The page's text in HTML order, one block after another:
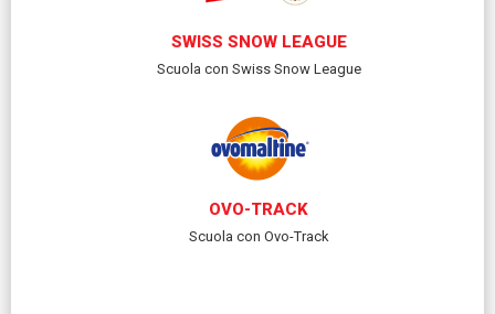
SWISS SNOW LEAGUE
Scuola con Swiss Snow League
OVO-TRACK
Scuola con Ovo-Track